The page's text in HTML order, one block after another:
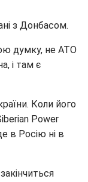
з Донбасом.
думку, не АТО
і там є
Коли його
Power
в Росію ні в